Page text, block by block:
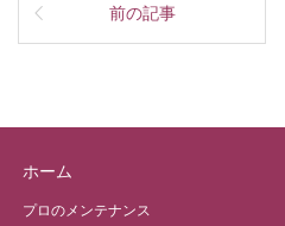
前の記事
ホーム
プロのメンテナンス